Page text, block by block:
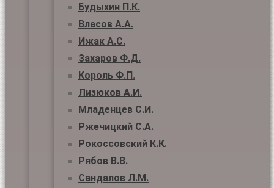
Будыхин П.К.
Власов А.А.
Ижак А.С.
Захаров Ф.Д.
Король Ф.П.
Лизюков А.И.
Младенцев С.И.
Ржечицкий С.А.
Рокоссовский К.К.
Рябов В.В.
Сандалов Л.М.